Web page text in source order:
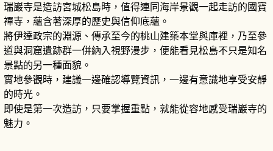
瑞巖寺是造訪宮城松島時，值得連同海岸景觀一起走訪的國寶
禪寺，蘊含著深厚的歷史與信仰底蘊。
將伊達政宗的淵源、傳承至今的桃山建築本堂與庫裡，乃至參
道與洞窟遺跡群一併納入視野漫步，便能看見松島不只是知名
景點的另一種面貌。
實地參觀時，建議一邊確認導覽資訊，一邊有意識地享受安靜
的時光。
即使是第一次造訪，只要掌握重點，就能從容地感受瑞巖寺的
魅力。